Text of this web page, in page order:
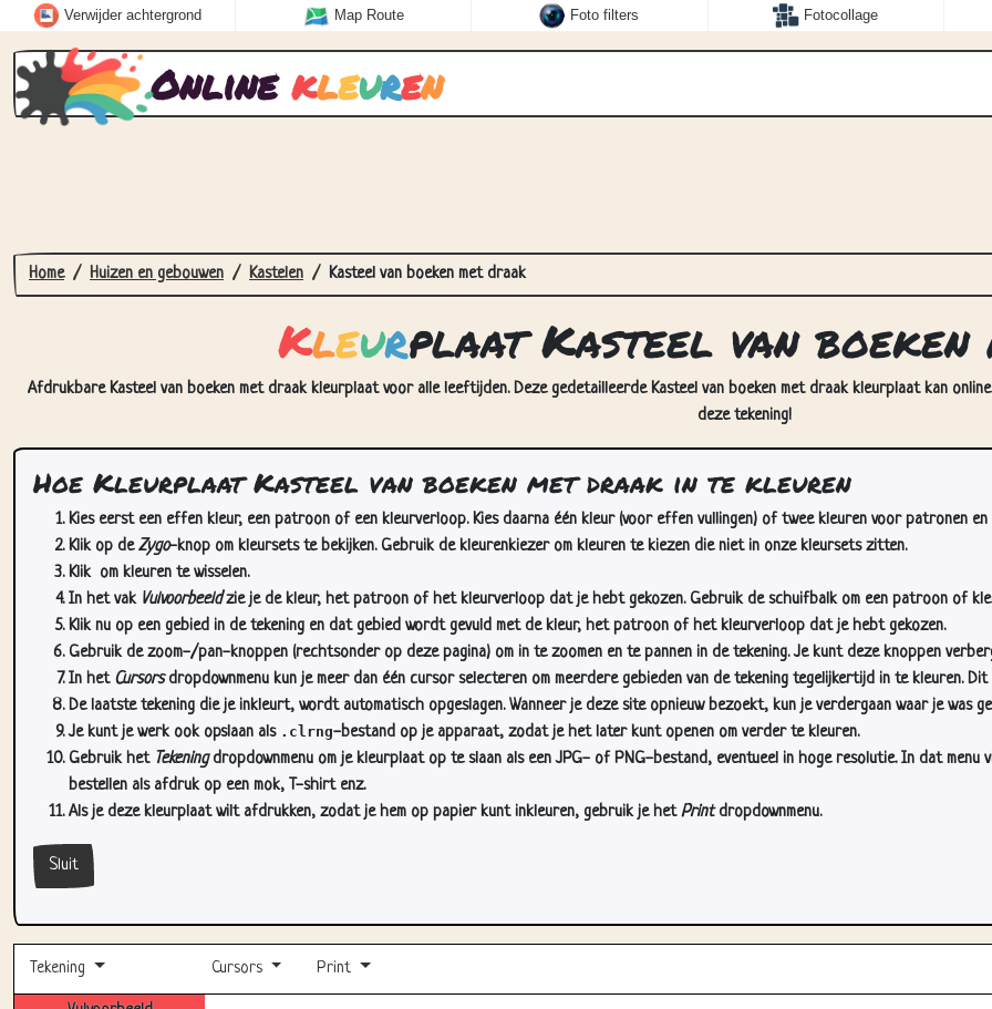
Verwijder achtergrond Map Route Foto filters Fotocollage
Online kleuren
Home Huizen en gebouwen Kastelen Kasteel van boeken met draak
Kleurplaat Kasteel van boeken
Afdrukbare Kasteel van boeken met draak kleurplaat voor alle leeftijden. Deze gedetailleerde Kasteel van boeken met draak kleurplaat kan
deze tekening!
Hoe Kleurplaat Kasteel van boeken met draak in te kleuren
Kies eerst een effen kleur, een patroon of een kleurverloop. Kies daarna één kleur (voor effen vullingen) of twee kleuren voor patronen en
Klik op deZygo-knop om kleursets te bekijken. Gebruik de kleurenkiezer om kleuren te kiezen die niet in onze kleursets zitten.
Klik om kleuren te wisselen.
In het vak Vulvoorbeeldzie je de kleur, het patroon of het kleurverloop dat je hebt gekozen. Gebruik de schuifbalk om een patroon of
Klik nu op een gebied in de tekening en dat gebied wordt gevuld met de kleur, het patroon of het kleurverloop dat je hebt gekozen.
Gebruik de zoom-/pan-knoppen (rechtsonder op deze pagina) om in te zoomen en te pannen in de tekening. Je kunt deze knoppen
In het Cursorsdropdownmenu kun je meer dan één cursor selecteren om meerdere gebieden van de tekening tegelijkertijd in te kleuren. Dit
De laatste tekening die je inkleurt, wordt automatisch opgeslagen. Wanneer je deze site opnieuw bezoekt, kun je verdergaan waar je was
Je kunt je werk ook opslaan als .clrng-bestand op je apparaat, zodat je het later kunt openen om verder te kleuren.
Gebruik het Tekeningdropdownmenu om je kleurplaat op te slaan als een JPG- of PNG-bestand, eventueel in hoge resolutie. In dat
bestellen als afdruk op een mok, T-shirt enz.
Als je deze kleurplaat wilt afdrukken, zodat je hem op papier kunt inkleuren, gebruik je hetPrintdropdownmenu.
Sluit
Tekening Cursors Print